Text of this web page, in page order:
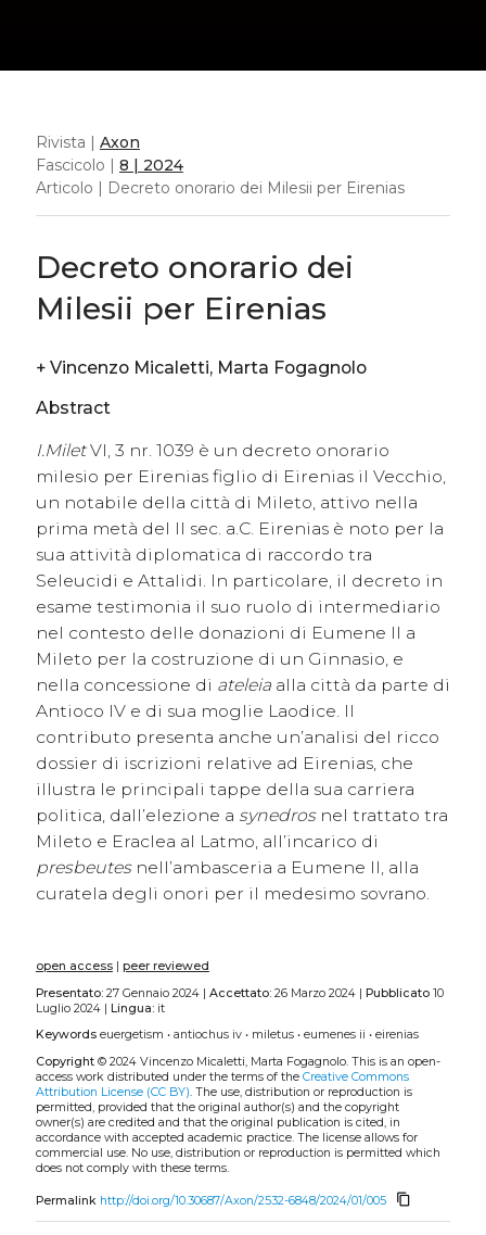
Rivista | Axon
Fascicolo | 8 | 2024
Articolo | Decreto onorario dei Milesii per Eirenias
Decreto onorario dei
Milesii per Eirenias
+
Vincenzo Micaletti, Marta Fogagnolo
Abstract
I.MiletVI, 3 nr. 1039 è un decreto onorario
milesio per Eirenias figlio di Eirenias il Vecchio,
un notabile della città di Mileto, attivo nella
prima metà del II sec. a.C. Eirenias è noto per la
sua attività diplomatica di raccordo tra
Seleucidi e Attalidi. In particolare, il decreto in
esame testimonia il suo ruolo di intermediario
nel contesto delle donazioni di Eumene II a
Mileto per la costruzione di un Ginnasio, e
nella concessione di ateleiaalla città da parte di
Antioco IV e di sua moglie Laodice. Il
contributo presenta anche un’analisi del ricco
dossier di iscrizioni relative ad Eirenias, che
illustra le principali tappe della sua carriera
politica, dall’elezione a synedrosnel trattato tra
Mileto e Eraclea al Latmo, all’incarico di
presbeutesnell’ambasceria a Eumene II, alla
curatela degli onori per il medesimo sovrano.
open access| peer reviewed
Presentato:27 Gennaio 2024 | Accettato:26 Marzo 2024 | Pubblicato10
Luglio 2024 | Lingua:it
Keywords euergetism • antiochus iv• miletus• eumenes ii • eirenias
Copyright© 2024 Vincenzo Micaletti, Marta Fogagnolo. This is an open-
access work distributed under the terms of the Creative Commons
Attribution License (CC BY). The use, distribution or reproduction is
permitted, provided that the original author(s) and the copyright
owner(s) are credited and that the original publication is cited, in
accordance with accepted academic practice. The license allows for
commercial use. No use, distribution or reproduction is permitted which
does not comply with these terms.
Permalink http://doi.org/10.30687/Axon/2532-6848/2024/01/005 content_copy